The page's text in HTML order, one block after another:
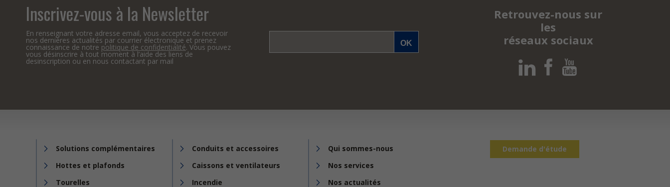
Inscrivez-vous à la Newsletter
En renseignant votre adresse email, vous acceptez de recevoir
nos dernières actualités par courrier électronique et prenez
connaissance de notre politique de confidentialité. Vous pouvez
vous désinscrire à tout moment à l’aide des liens de
desinscription ou en nous contactant par mail
Retrouvez-nous sur
les
réseaux sociaux
Solutions complémentaires
Conduits et accessoires
Hottes et plafonds
Caissons et ventilateurs
Tourelles
Incendie
Qui sommes-nous
Nos services
Nos actualités
Demande d'étude